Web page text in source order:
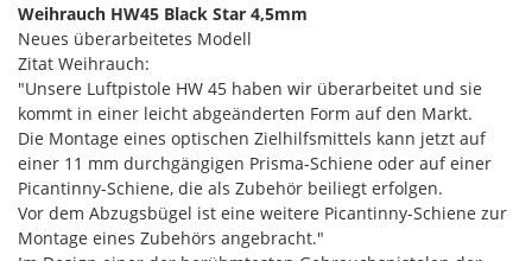
Weihrauch HW45 Black Star 4,5mm
Neues überarbeitetes Modell
Zitat Weihrauch:
"Unsere Luftpistole HW 45 haben wir überarbeitet und sie
kommt in einer leicht abgeänderten Form auf den Markt.
Die Montage eines optischen Zielhilfsmittels kann jetzt auf
einer 11 mm durchgängigen Prisma-Schiene oder auf einer
Picantinny-Schiene, die als Zubehör beiliegt erfolgen.
Vor dem Abzugsbügel ist eine weitere Picantinny-Schiene zur
Montage eines Zubehörs angebracht."